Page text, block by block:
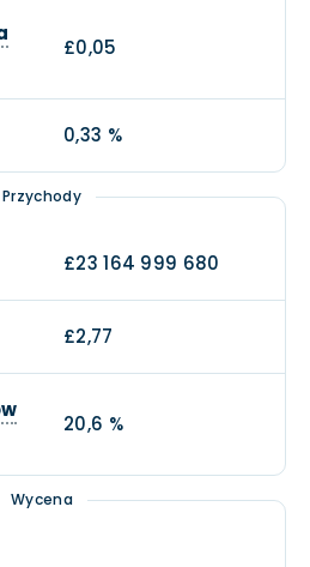
£0,05
0,33 %
Przychody
£23 164 999 680
£2,77
20,6 %
Wycena